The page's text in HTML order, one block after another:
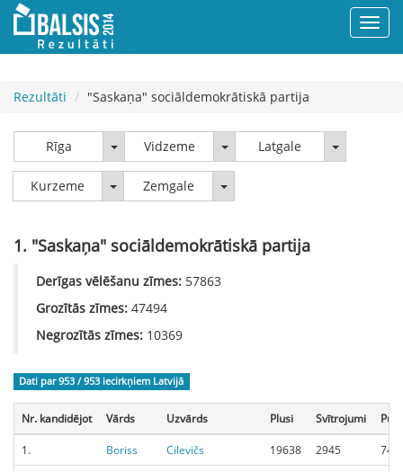
Rezultāti "Saskaņa" sociāldemokrātiskā partija
Rīga Rīga Vidzeme VidzemeLatgale Latgale
Kurzeme KurzemeZemgale Zemgale
1. "Saskaņa" sociāldemokrātiskā partija
Derīgas vēlēšanu zīmes: 57863
Grozītās zīmes: 47494
Negrozītās zīmes: 10369
Dati par 953 / 953 iecirkņiem Latvijā
Nr. kandidējot Vārds Uzvārds Plusi Svītrojumi
1. Boriss Cilevičs 19638 2945